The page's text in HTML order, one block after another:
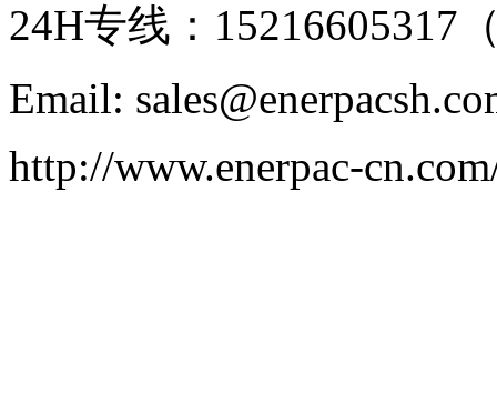
24H专线：15216605317
Email:
http://www.enerpac-